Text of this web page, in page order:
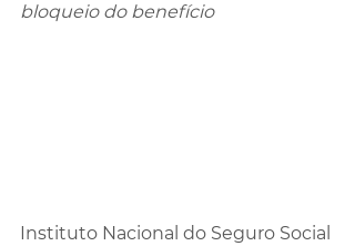
bloqueio do benefício
Instituto Nacional do Seguro Social